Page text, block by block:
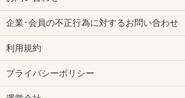
企業･会員の不正行為に対するお問い合わせ
利用規約
プライバシーポリシー